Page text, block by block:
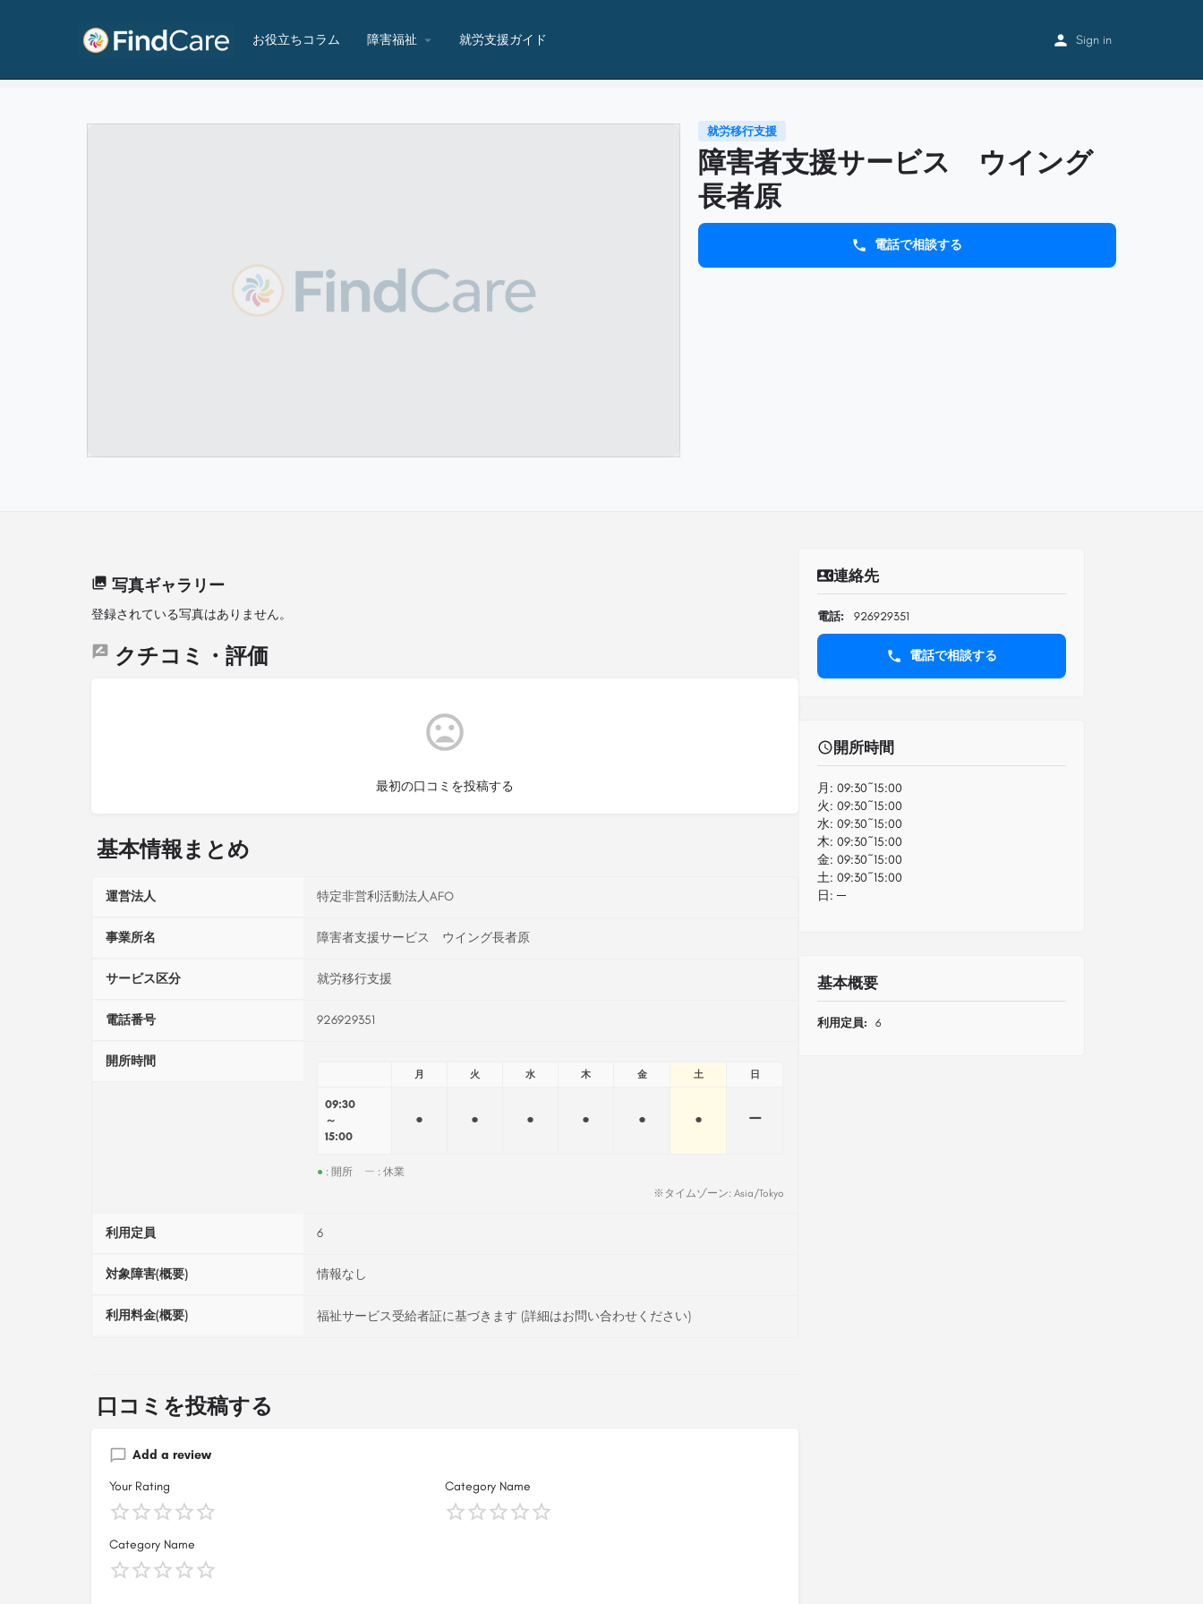
お役立ちコラム 障害福祉 就労支援ガイド Sign in
障害者支援サービス ウイング長者原 障害者支援サービス ウイング長者原
就労移行支援
障害者支援サービス ウイング
長者原
電話で相談する
写真ギャラリー
登録されている写真はありません。
クチコミ・評価
最初の口コミを投稿する
基本情報まとめ
運営法人 特定非営利活動法人AFO
事業所名 障害者支援サービス ウイング長者原
サービス区分 就労移行支援
電話番号 926929351
開所時間
月 火 水 木 金 土 日
09:30
～
15:00
● ● ● ● ● ● ー
● : 開所 ー : 休業
※タイムゾーン: Asia/Tokyo
利用定員 6
対象障害(概要) 情報なし
利用料金(概要) 福祉サービス受給者証に基づきます (詳細はお問い合わせください)
口コミを投稿する
Add a review
Your Rating Category Name
Category Name
連絡先
電話: 926929351
電話で相談する
開所時間
月: 09:30~15:00
火: 09:30~15:00
水: 09:30~15:00
木: 09:30~15:00
金: 09:30~15:00
土: 09:30~15:00
日: ─
基本概要
利用定員: 6